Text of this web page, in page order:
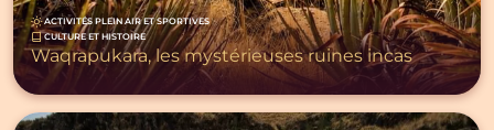
ACTIVITÉS PLEIN AIR ET SPORTIVES
CULTURE ET HISTOIRE
Waqrapukara, les mystérieuses ruines incas